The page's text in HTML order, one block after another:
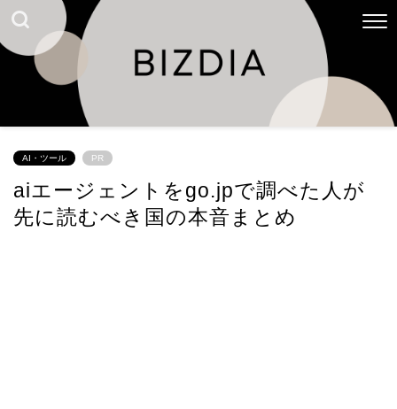
AI・ツール PR
aiエージェントをgo.jpで調べた人が
先に読むべき国の本音まとめ